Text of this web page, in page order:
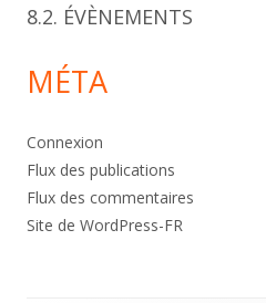
8.2. ÉVÈNEMENTS
MÉTA
Connexion
Flux des publications
Flux des commentaires
Site de WordPress-FR